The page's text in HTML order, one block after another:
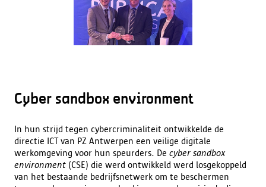
Cyber sandbox environment
In hun strijd tegen cybercriminaliteit ontwikkelde de
directie ICT van PZ Antwerpen een veilige digitale
werkomgeving voor hun speurders. De cyber sandbox
environment (CSE) die werd ontwikkeld werd losgekoppeld
van het bestaande bedrijfsnetwerk om te beschermen